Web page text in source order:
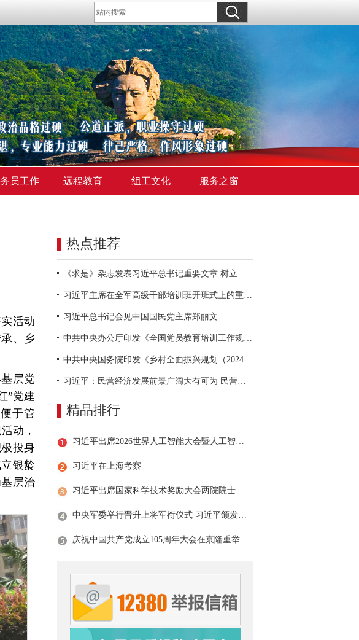
员工作 远程教育 组工文化 服务之窗
活动
、乡
层党
”党建
于管
动，
投身
银龄
层治
热点推荐
《求是》杂志发表习近平总书记重要文章 树立和践行正确政绩观
习近平主席在全军高级干部培训班开班式上的重要讲话引领全军开展思想整风、深化政治整训
习近平总书记会见中国国民党主席郑丽文
中共中央办公厅印发《全国党员教育培训工作规划（2024－2028年）》
中共中央国务院印发《乡村全面振兴规划（2024—2027年）》
习近平：民营经济发展前景广阔大有可为 民营企业和民营企业家大显身手正当其时
精品排行
习近平出席2026世界人工智能大会暨人工智能全球治理高级别会议开幕式并发表主旨讲话
习近平在上海考察
习近平出席国家科学技术奖励大会两院院士大会中国科协第十一次全国代表大会并发表重要讲话
中央军委举行晋升上将军衔仪式 习近平颁发命令状并向晋衔的军官表示祝贺
庆祝中国共产党成立105周年大会在京隆重举行 习近平发表重要讲话